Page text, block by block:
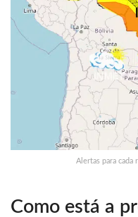
Alertas para cada
Como está a